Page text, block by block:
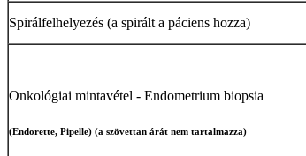
Spirálfelhelyezés (a spirált a páciens hozza)
Onkológiai mintavétel - Endometrium biopsia
(Endorette, Pipelle) (a szövettan árát nem tartalmazza)